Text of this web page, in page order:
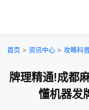
首页 > 资讯中心 > 攻略科
牌理精通!成都
懂机器发